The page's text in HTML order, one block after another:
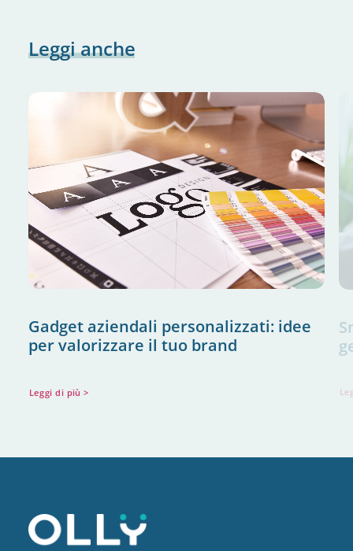
Leggianche
Gadget aziendali personalizzati: idee
per valorizzare il tuo brand
Leggi di più >